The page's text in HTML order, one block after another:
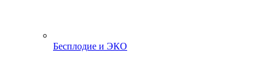
Бесплодие и ЭКО